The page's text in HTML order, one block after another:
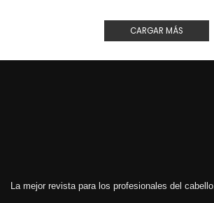
CARGAR MÁS
La mejor revista para los profesionales del cabello.